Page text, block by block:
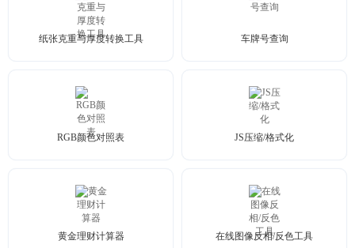
纸张克重与厚度转换工具 车牌号查询
RGB颜色对照表 JS压缩/格式化
黄金理财计算器 在线图像反相/反色工具